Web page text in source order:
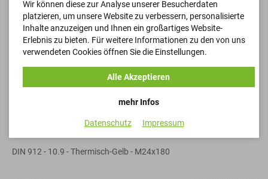
Zylinderschrauben
DIN 912 - 10.9 - Thermisch-Gelb - M24x180
Wir können diese zur Analyse unserer Besucherdaten
platzieren, um unsere Website zu verbessern, personalisierte
Inhalte anzuzeigen und Ihnen ein großartiges Website-
Erlebnis zu bieten. Für weitere Informationen zu den von uns
verwendeten Cookies öffnen Sie die Einstellungen.
mehr Infos
Alle Akzeptieren
Datenschutz Impressum